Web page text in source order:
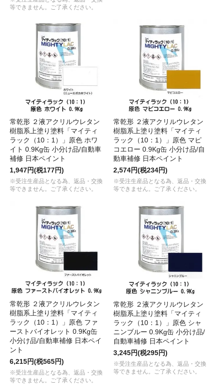
等できません。ご了承ください。
常乾形 ２液アクリルウレタン
樹脂系上塗り塗料「マイティ
ラック（10：1）」原色 ホワ
イト 0.9Kg缶 小分け品/自動車
補修 日本ペイント
1,947円(税177円)
※受注生産品となる為、返品・交換
等できません。ご了承ください。
常乾形 ２液アクリルウレタン
樹脂系上塗り塗料「マイティ
ラック（10：1）」原色 マピ
コエロー 0.9Kg缶 小分け品/自
動車補修 日本ペイント
2,574円(税234円)
※受注生産品となる為、返品・交換
等できません。ご了承ください。
常乾形 ２液アクリルウレタン
樹脂系上塗り塗料「マイティ
ラック（10：1）」原色 ファ
ーストバイオレット 0.9Kg缶
小分け品/自動車補修 日本ペイ
ント
6,215円(税565円)
※受注生産品となる為、返品・交換
等できません。ご了承ください。
常乾形 ２液アクリルウレタン
樹脂系上塗り塗料「マイティ
ラック（10：1）」原色 シャ
ニンブルー 0.9Kg缶 小分け品/
自動車補修 日本ペイント
3,245円(税295円)
※受注生産品となる為、返品・交換
等できません。ご了承ください。